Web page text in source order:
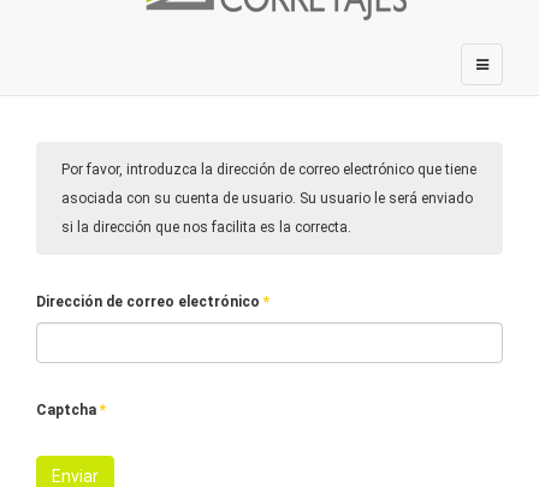
Por favor, introduzca la dirección de correo electrónico que tiene
asociada con su cuenta de usuario. Su usuario le será enviado
si la dirección que nos facilita es la correcta.
Dirección de correo electrónico *
Captcha *
Enviar